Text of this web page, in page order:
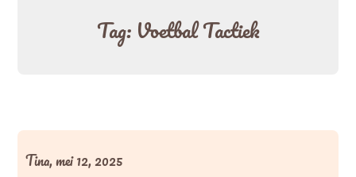
Tag: Voetbal Tactiek
Tina,mei 12, 2025